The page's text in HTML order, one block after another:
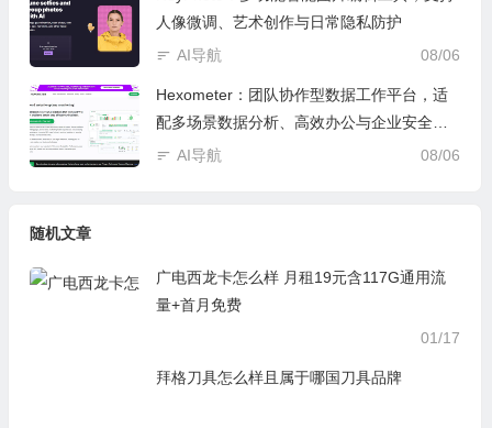
人像微调、艺术创作与日常隐私防护
08/06
AI导航
Hexometer：团队协作型数据工作平台，适
配多场景数据分析、高效办公与企业安全管
控
08/06
AI导航
随机文章
广电西龙卡怎么样 月租19元含117G通用流
量+首月免费
01/17
拜格刀具怎么样且属于哪国刀具品牌